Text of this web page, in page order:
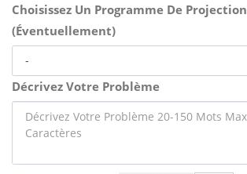
Choisissez Un Programme De Projection
(Éventuellement)
Décrivez Votre Problème